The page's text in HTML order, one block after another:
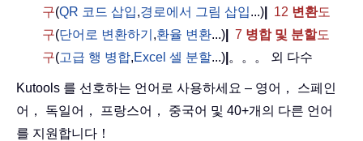
구(QR 코드 삽입,경로에서 그림 삽입...) 12 변환도
구(단어로 변환하기 ,환율 변환...) 7 병합 및 분할도
구(고급 행 병합,Excel 셀 분할...) 。。。 외 다수
Kutools 를 선호하는 언어로 사용하세요 – 영어， 스페인
어， 독일어， 프랑스어， 중국어 및 40+개의 다른 언어
를 지원합니다！